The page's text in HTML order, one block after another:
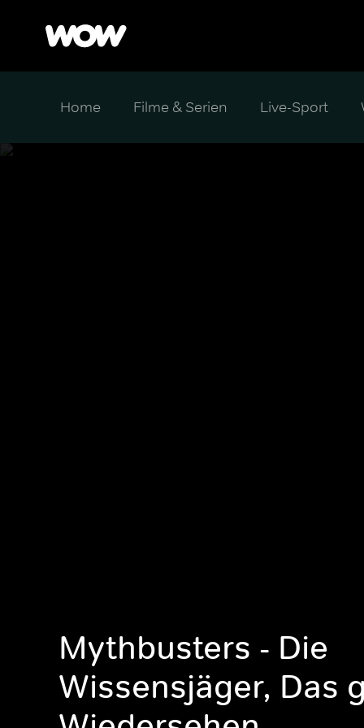
Home Filme & Serien Live-Sport
Mythbusters - Die
Wissensjäger, Das